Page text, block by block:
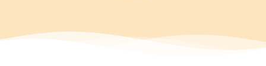
募集要項